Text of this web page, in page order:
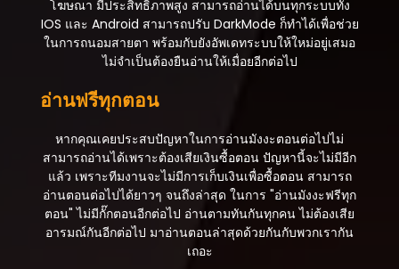
กรกฎาคม 31, 2025
ตอนที่ 80
ตอนที่ 79
กรกฎาคม 31, 2025
ตอนที่ 78
กรกฎาคม 31, 2025
โฆษณา มีประสิทธิภาพสูง สามารถอ่านได้บนทุกระบบทั้ง
IOS และ Android สามารถปรับ DarkMode ก็ทำได้เพื่อช่วย
ในการถนอมสายตา พร้อมกับยังอัพเดทระบบให้ใหม่อยู่เสมอ
ไม่จำเป็นต้องยืนอ่านให้เมื่อยอีกต่อไป
อ่านฟรีทุกตอน
หากคุณเคยประสบปัญหาในการอ่านมังงะตอนต่อไปไม่
สามารถอ่านได้เพราะต้องเสียเงินซื้อตอน ปัญหานี้จะไม่มีอีก
แล้ว เพราะทีมงานจะไม่มีการเก็บเงินเพื่อซื้อตอน สามารถ
อ่านตอนต่อไปได้ยาวๆ จนถึงล่าสุด ในการ "อ่านมังงะฟรีทุก
ตอน" ไม่มีกั๊กตอนอีกต่อไป อ่านตามทันกันทุกคน ไม่ต้องเสีย
อารมณ์กันอีกต่อไป มาอ่านตอนล่าสุดด้วยกันกับพวกเรากัน
เถอะ